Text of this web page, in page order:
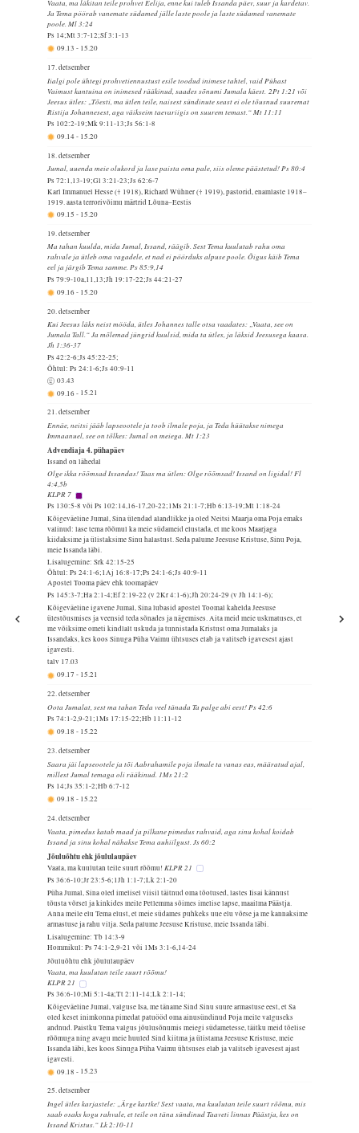
Vaata, ma läkitan teile prohvet Eelija, enne kui tuleb Issanda päev, suur ja kardetav.
Ja Tema pöörab vanemate südamed jälle laste poole ja laste südamed vanemate
poole. Ml 3:24
Ps 14;Mt 3:7-12;Sf 3:1-13
09.13- 15.20
17. detsember
Iialgi pole ühtegi prohvetiennustust esile toodud inimese tahtel, vaid Pühast
Vaimust kantuina on inimesed rääkinud, saades sõnumi Jumala käest. 2Pt 1:21 või
Jeesus ütles: „Tõesti, ma ütlen teile, naisest sündinute seast ei ole tõusnud suuremat
Ristija Johannesest, aga väikseim taevariigis on suurem temast.“ Mt 11:11
Ps 102:2-19;Mk 9:11-13;Js 56:1-8
09.14- 15.20
18. detsember
Jumal, uuenda meie olukord ja lase paista oma pale, siis oleme päästetud! Ps 80:4
Ps 72:1,13-19;Gl 3:21-23;Js 62:6-7
Karl Immanuel Hesse († 1918), Richard Wühner († 1919), pastorid, enamlaste 1918–
1919. aasta terrorivõimu märtrid Lõuna–Eestis
09.15- 15.20
19. detsember
Ma tahan kuulda, mida Jumal, Issand, räägib. Sest Tema kuulutab rahu oma
rahvale ja ütleb oma vagadele, et nad ei pöörduks alpuse poole. Õigus käib Tema
eel ja järgib Tema samme. Ps 85:9,14
Ps 79:9-10a,11,13;Jh 19:17-22;Js 44:21-27
09.16- 15.20
20. detsember
Kui Jeesus läks neist mööda, ütles Johannes talle otsa vaadates: „Vaata, see on
Jumala Tall.“ Ja mõlemad jüngrid kuulsid, mida ta ütles, ja läksid Jeesusega kaasa.
Jh 1:36-37
Ps 42:2-6;Js 45:22-25;
Õhtul: Ps 24:1-6;Js 40:9-11
03.43
09.16- 15.21
21. detsember
Ennäe, neitsi jääb lapseootele ja toob ilmale poja, ja Teda hüütakse nimega
Immaanuel, see on tõlkes: Jumal on meiega. Mt 1:23
Advendiaja 4. pühapäev
Issand on lähedal
Olge ikka rõõmsad Issandas! Taas ma ütlen: Olge rõõmsad! Issand on ligidal! Fl
4:4,5b
KLPR 7
Ps 130:5-8 või Ps 102:14,16-17,20-22;1Ms 21:1-7;Hb 6:13-19;Mt 1:18-24
Kõigeväeline Jumal, Sina ülendad alandlikke ja oled Neitsi Maarja oma Poja emaks
valinud: lase tema rõõmul ka meie südameid elustada, et me koos Maarjaga
kiidaksime ja ülistaksime Sinu halastust. Seda palume Jeesuse Kristuse, Sinu Poja,
meie Issanda läbi.
Lisalugemine: Srk 42:15-25
Õhtul: Ps 24:1-6;1Aj 16:8-17;Ps 24:1-6;Js 40:9-11
Apostel Tooma päev ehk toomapäev
Ps 145:3-7;Ha 2:1-4;Ef 2:19-22 (v 2Kr 4:1-6);Jh 20:24-29 (v Jh 14:1-6);
Kõigeväeline igavene Jumal, Sina lubasid apostel Toomal kahelda Jeesuse
ülestõusmises ja veensid teda sõnades ja nägemises. Aita meid meie uskmatuses, et
me võiksime ometi kindlalt uskuda ja tunnistada Kristust oma Jumalaks ja
Issandaks, kes koos Sinuga Püha Vaimu ühtsuses elab ja valitseb igavesest ajast
igavesti.
talv 17.03
09.17- 15.21
22. detsember
Oota Jumalat, sest ma tahan Teda veel tänada Ta palge abi eest! Ps 42:6
Ps 74:1-2,9-21;1Ms 17:15-22;Hb 11:11-12
09.18- 15.22
23. detsember
Saara jäi lapseootele ja tõi Aabrahamile poja ilmale ta vanas eas, määratud ajal,
millest Jumal temaga oli rääkinud. 1Ms 21:2
Ps 14;Js 35:1-2;Hb 6:7-12
09.18- 15.22
24. detsember
Vaata, pimedus katab maad ja pilkane pimedus rahvaid, aga sinu kohal koidab
Issand ja sinu kohal nähakse Tema auhiilgust. Js 60:2
Jõuluõhtu ehk jõululaupäev
Vaata, ma kuulutan teile suurt rõõmu! KLPR 21
Ps 36:6-10;Jr 23:5-6;1Jh 1:1-7;Lk 2:1-20
Püha Jumal, Sina oled imelisel viisil täitnud oma tõotused, lastes Iisai kännust
tõusta võrsel ja kinkides meile Petlemma sõimes imelise lapse, maailma Päästja.
Anna meile elu Tema elust, et meie südames puhkeks uue elu võrse ja me kannaksime
armastuse ja rahu vilja. Seda palume Jeesuse Kristuse, meie Issanda läbi.
Lisalugemine: Tb 14:3-9
Hommikul: Ps 74:1-2,9-21 või 1Ms 3:1-6,14-24
Jõuluõhtu ehk jõululaupäev
Vaata, ma kuulutan teile suurt rõõmu!
KLPR 21
Ps 36:6-10;Mi 5:1-4a;Tt 2:11-14;Lk 2:1-14;
Kõigeväeline Jumal, valguse Isa, me täname Sind Sinu suure armastuse eest, et Sa
oled keset inimkonna pimedat patuööd oma ainusündinud Poja meile valguseks
andnud. Paistku Tema valgus jõulusõnumis meiegi südametesse, täitku meid tõelise
rõõmuga ning avagu meie huuled Sind kiitma ja ülistama Jeesuse Kristuse, meie
Issanda läbi, kes koos Sinuga Püha Vaimu ühtsuses elab ja valitseb igavesest ajast
igavesti.
09.18- 15.23
25. detsember
Ingel ütles karjastele: „Ärge kartke! Sest vaata, ma kuulutan teile suurt rõõmu, mis
saab osaks kogu rahvale, et teile on täna sündinud Taaveti linnas Päästja, kes on
Issand Kristus.“ Lk 2:10-11